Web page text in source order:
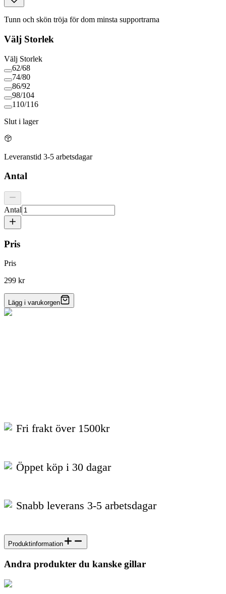
Tunn och skön tröja för dom minsta supportrarna
Välj Storlek
Välj Storlek
62/68
74/80
86/92
98/104
110/116
Slut i lager
Leveranstid 3-5 arbetsdagar
Antal
Antal
Pris
Pris
299 kr
Lägg i varukorgen
Fri frakt över 1500kr
Öppet köp i 30 dagar
Snabb leverans 3-5 arbetsdagar
Produktinformation
Andra produkter du kanske gillar